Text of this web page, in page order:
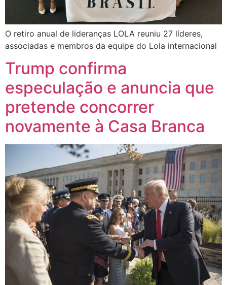
O retiro anual de lideranças LOLA reuniu 27 líderes,
associadas e membros da equipe do Lola internacional
Trump confirma
especulação e anuncia que
pretende concorrer
novamente à Casa Branca